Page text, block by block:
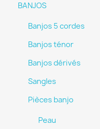
BANJOS
Banjos 5 cordes
Banjos ténor
Banjos dérivés
Sangles
Pièces banjo
Peau